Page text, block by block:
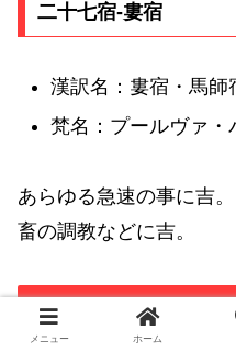
二十七宿-婁宿
漢訳名：婁宿・馬師
梵名：プールヴァ・
あらゆる急速の事に吉
畜の調教などに吉。
1926年2月16日生れ
メニュー ホーム